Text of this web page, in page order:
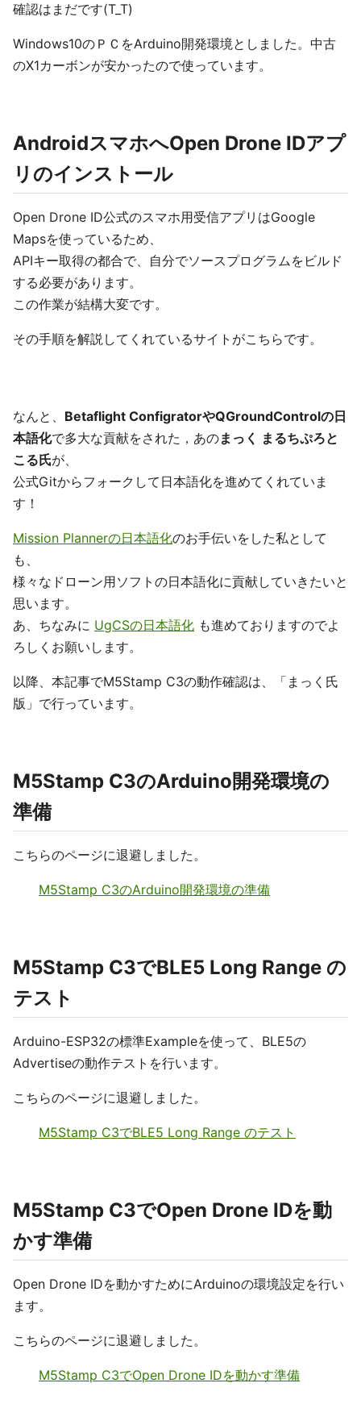
確認はまだです(T_T)
Windows10のＰＣをArduino開発環境としました。中古
のX1カーボンが安かったので使っています。
AndroidスマホへOpen Drone IDアプ
リのインストール
Open Drone ID公式のスマホ用受信アプリはGoogle
Mapsを使っているため、
APIキー取得の都合で、自分でソースプログラムをビルド
する必要があります。
この作業が結構大変です。
その手順を解説してくれているサイトがこちらです。
なんと、 Betaflight ConfigratorやQGroundControlの日
本語化で多大な貢献をされた，あのまっく まるちぷろと
こる氏が、
公式Gitからフォークして日本語化を進めてくれていま
す！
Mission Plannerの日本語化のお手伝いをした私として
も、
様々なドローン用ソフトの日本語化に貢献していきたいと
思います。
あ、ちなみに UgCSの日本語化 も進めておりますのでよ
ろしくお願いします。
以降、本記事でM5Stamp C3の動作確認は、「まっく氏
版」で行っています。
M5Stamp C3のArduino開発環境の
準備
こちらのページに退避しました。
M5Stamp C3のArduino開発環境の準備
M5Stamp C3でBLE5 Long Range の
テスト
Arduino-ESP32の標準Exampleを使って、BLE5の
Advertiseの動作テストを行います。
こちらのページに退避しました。
M5Stamp C3でBLE5 Long Range のテスト
M5Stamp C3でOpen Drone IDを動
かす準備
Open Drone IDを動かすためにArduinoの環境設定を行い
ます。
こちらのページに退避しました。
M5Stamp C3でOpen Drone IDを動かす準備